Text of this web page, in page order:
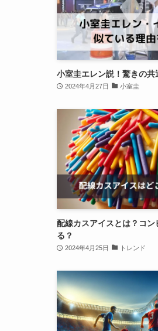
小室圭エレン説！驚きの共
2024年4月27日 小室圭
配線カスアイスとは？コン
る？
2024年4月25日 トレンド